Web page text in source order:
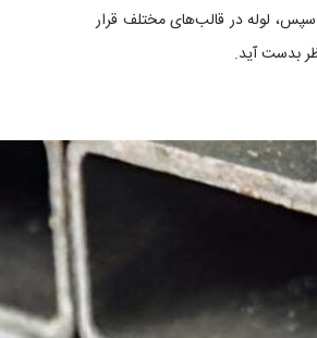
سپس، لولهدر قالب‌های مختلف قرار
بدست آید.